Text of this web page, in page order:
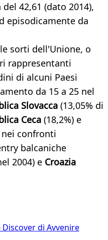
42,61 (dato 2014),
episodicamente da
sorti dell'Unione, o
rappresentanti
di alcuni Paesi
da 15 a 25 nel
Slovacca (13,05% di
Ceca (18,2%) e
nei confronti
balcaniche
2004) e Croazia
di Avvenire